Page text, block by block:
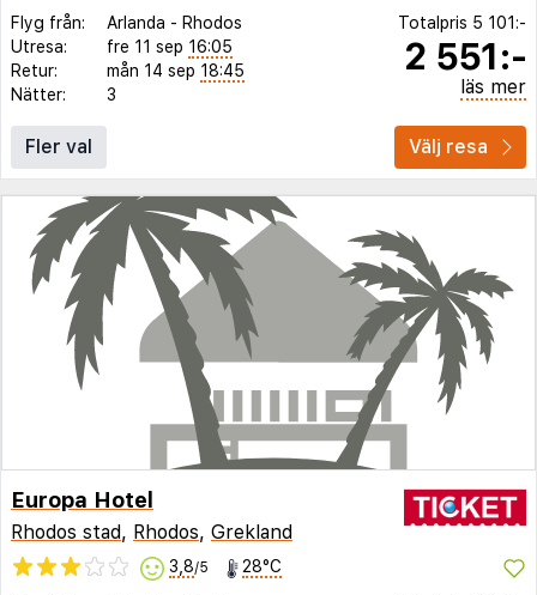
Flyg från: Arlanda - Rhodos
Utresa:
fre 11 sep 16:05
Retur:
mån 14 sep 18:45
Nätter:
3
Totalpris 5 101:-
2 551:-
läs mer
Fler val Välj resa
Europa Hotel
Rhodos stad, Rhodos, Grekland
3,8/5 28°C